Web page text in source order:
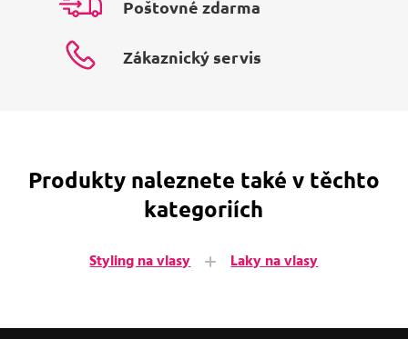
Poštovné zdarma
Zákaznický servis
Produkty naleznete také v těchto
kategoriích
Styling na vlasy Laky na vlasy